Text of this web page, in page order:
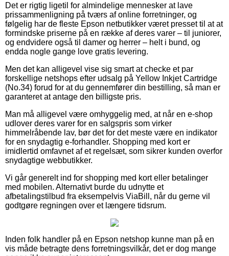
Det er rigtig ligetil for almindelige mennesker at lave
prissammenligning på tværs af online forretninger, og
følgelig har de fleste Epson netbutikker været presset til at at
formindske priserne på en række af deres varer – til juniorer,
og endvidere også til damer og herrer – helt i bund, og
endda nogle gange love gratis levering.
Men det kan alligevel vise sig smart at checke et par
forskellige netshops efter udsalg på Yellow Inkjet Cartridge
(No.34) forud for at du gennemfører din bestilling, så man er
garanteret at antage den billigste pris.
Man må alligevel være omhyggelig med, at når en e-shop
udlover deres varer for en salgspris som virker
himmelråbende lav, bør det for det meste være en indikator
for en snydagtig e-forhandler. Shopping med kort er
imidlertid omfavnet af et regelsæt, som sikrer kunden overfor
snydagtige webbutikker.
Vi går generelt ind for shopping med kort eller betalinger
med mobilen. Alternativt burde du udnytte et
afbetalingstilbud fra eksempelvis ViaBill, når du gerne vil
godtgøre regningen over et længere tidsrum.
Inden folk handler på en Epson netshop kunne man på en
vis måde betragte dens forretningsvilkår, det er dog mange